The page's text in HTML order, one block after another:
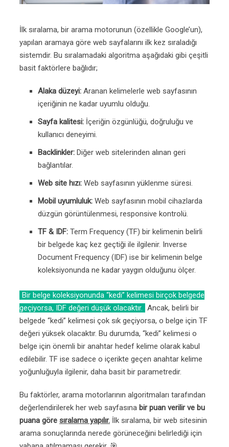
İlk sıralama, bir arama motorunun (özellikle Google’un),
yapılan aramaya göre web sayfalarını ilk kez sıraladığı
sistemdir. Bu sıralamadaki algoritma aşağıdaki gibi çeşitli
basit faktörlere bağlıdır;
Alaka düzeyi: Aranan kelimelerle web sayfasının
içeriğinin ne kadar uyumlu olduğu.
Sayfa kalitesi: İçeriğin özgünlüğü, doğruluğu ve
kullanıcı deneyimi.
Backlinkler: Diğer web sitelerinden alınan geri
bağlantılar.
Web site hızı: Web sayfasının yüklenme süresi.
Mobil uyumluluk: Web sayfasının mobil cihazlarda
düzgün görüntülenmesi, responsive kontrolü.
TF & IDF: Term Frequency (TF) bir kelimenin belirli
bir belgede kaç kez geçtiği ile ilgilenir. Inverse
Document Frequency (IDF) ise bir kelimenin belge
koleksiyonunda ne kadar yaygın olduğunu ölçer.
Bir belge koleksiyonunda “kedi” kelimesi birçok belgede
geçiyorsa, IDF değeri düşük olacaktır.
Ancak, belirli bir
belgede “kedi” kelimesi çok sık geçiyorsa, o belge için TF
değeri yüksek olacaktır. Bu durumda, “kedi” kelimesi o
belge için önemli bir anahtar hedef kelime olarak kabul
edilebilir. TF ise sadece o içerikte geçen anahtar kelime
yoğunluğuyla ilgilenir, daha basit bir parametredir.
Bu faktörler, arama motorlarının algoritmaları tarafından
değerlendirilerek her web sayfasına bir puan verilir ve bu
puana göre sıralama yapılır. İlk sıralama, bir web sitesinin
arama sonuçlarında nerede görüneceğini belirlediği için